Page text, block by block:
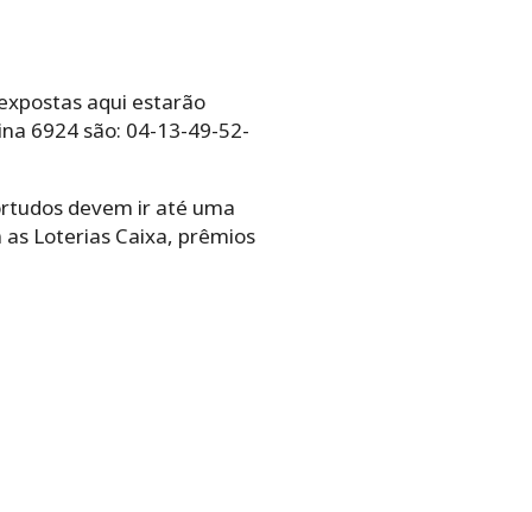
aqui estarão
6924 são: 04-13-49-52-
devem ir até uma
Loterias Caixa, prêmios